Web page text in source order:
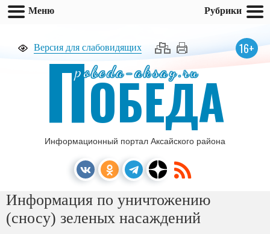
Версия для слабовидящих 16+
pobeda-aksay.ru
ПОБЕДА
Информационный портал Аксайского района
Информация по уничтожению
(сносу) зеленых насаждений
Меню Рубрики